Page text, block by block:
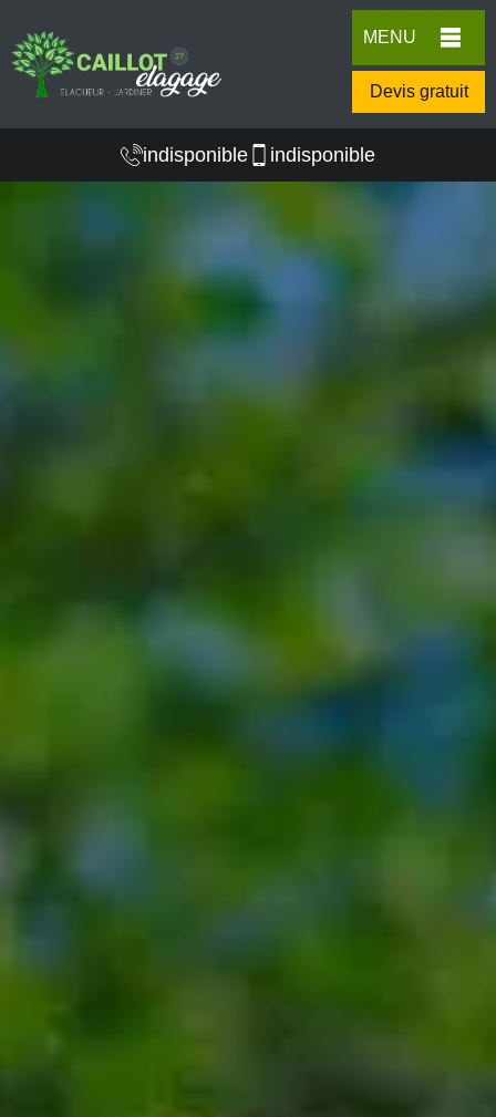
MENU
Devis gratuit
indisponible indisponible